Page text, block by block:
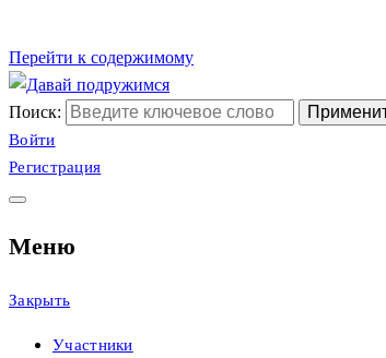
Перейти к содержимому
Сайт христианских
Давай подружимся
Поиск:
Войти
Регистрация
Меню
Закрыть
Участники